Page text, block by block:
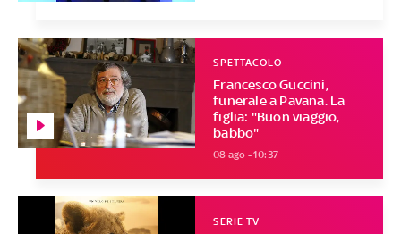
Francesco Guccini,
funerale a Pavana. La
figlia: "Buon viaggio,
babbo"
SPETTACOLO
08 ago - 10:37
SERIE TV